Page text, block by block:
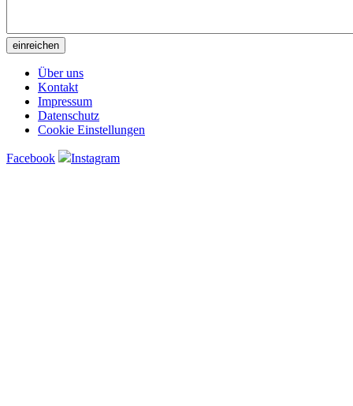
Über uns
Kontakt
Impressum
Datenschutz
Cookie Einstellungen
Facebook Instagram